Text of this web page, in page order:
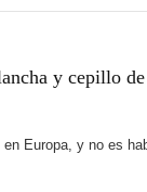
y cepillo
Europa, y no es